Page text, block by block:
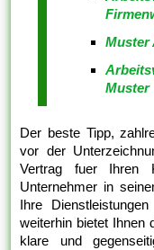
Muster
Muster
Der beste Tipp,
vor der
Vertrag fuer Ihren
Unternehmer in
Ihre
weiterhin bietet Ihnen
klare und